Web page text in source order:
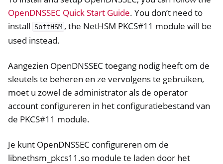
navigation of NetHSM
OpenDNSSEC Quick Start Guide. You don’t need to
install
SoftHSM , the NetHSM PKCS#11 module will be
used instead.
Aangezien OpenDNSSEC toegang nodig heeft om de
sleutels te beheren en ze vervolgens te gebruiken,
moet u zowel de administrator als de operator
account configureren in het configuratiebestand van
de PKCS#11 module.
Je kunt OpenDNSSEC configureren om de
libnethsm_pkcs11.so module te laden door het